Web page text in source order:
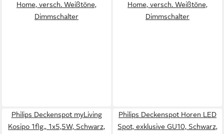
Home, versch. Weißtöne,
Dimmschalter
Home, versch. Weißtöne,
Dimmschalter
Philips Deckenspot myLiving
Kosipo 1flg., 1x5,5W, Schwarz,
Philips Deckenspot Horen LED
Spot, exklusive GU10, Schwarz,